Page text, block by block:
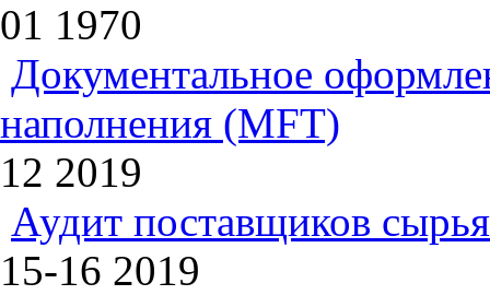
01 1970
Документальное
наполнения (MFT)
12 2019
Аудит поставщиков
15-16 2019